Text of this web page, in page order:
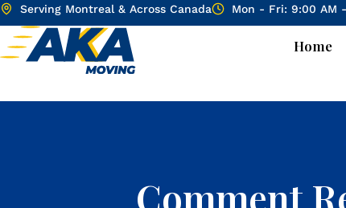
Serving Montreal & Across Canada Mon - Fri: 9:00 AM
Home
Comment